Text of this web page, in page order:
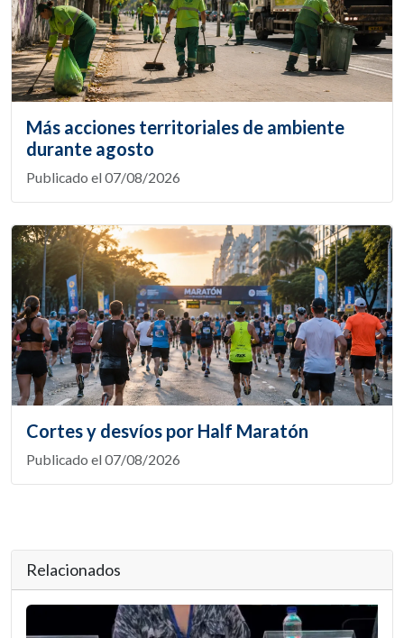
Más acciones territoriales de ambiente
durante agosto
Publicado el 07/08/2026
Cortes y desvíos por Half Maratón
Publicado el 07/08/2026
Relacionados